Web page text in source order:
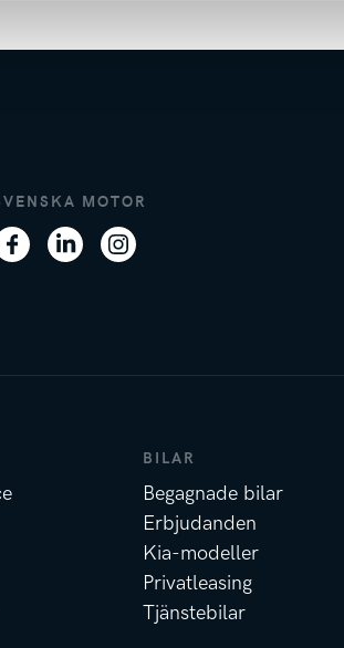
MOTOR
BILAR
Begagnade bilar
Erbjudanden
Kia-modeller
Privatleasing
Tjänstebilar